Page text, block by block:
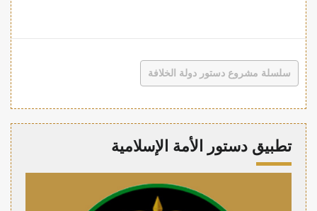
سلسلة مشروع دستور دولة الخلافة
تطبيق دستور الأمة الإسلامية